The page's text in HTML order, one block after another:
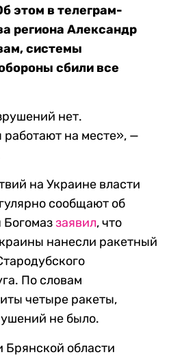
этом в телеграм-
региона Александр
системы
сбили все
нет.
на месте», —
на Украине власти
сообщают об
Богомаззаявил, что
нанесли ракетный
По словам
четыре ракеты,
не было.
Брянской области